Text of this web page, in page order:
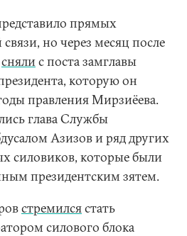
прямых
связи, но через месяц после
снялис поста замглавы
которую он
правления Мирзиёева.
глава Службы
Азизов и ряд других
силовиков, которые были
президентским зятем.
стремилсястать
силового блока